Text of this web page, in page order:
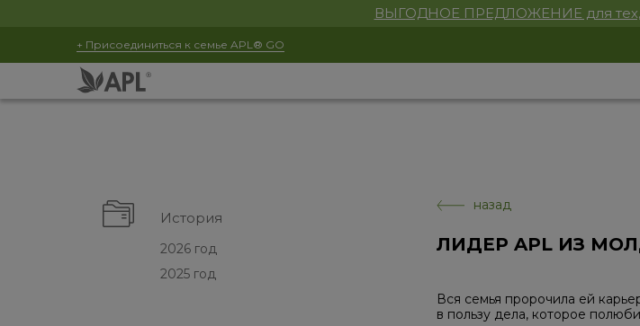
ВЫГОДНОЕ ПРЕДЛОЖЕНИЕ для тех,
+ Присоединиться к семье APL® GO
История
2026 год
2025 год
назад
ЛИДЕР APL ИЗ
Вся семья пророчила ей
в пользу дела, которое